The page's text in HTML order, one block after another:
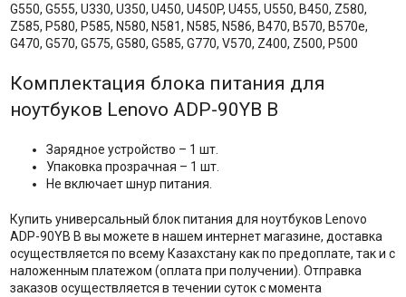
G550, G555, U330, U350, U450, U450P, U455, U550, B450, Z580,
Z585, P580, P585, N580, N581, N585, N586, B470, B570, B570e,
G470, G570, G575, G580, G585, G770, V570, Z400, Z500, P500
Комплектация блока питания для
ноутбуков Lenovo ADP-90YB B
Зарядное устройство – 1 шт.
Упаковка прозрачная – 1 шт.
Не включает шнур питания.
Купить универсальный блок питания для ноутбуков Lenovo
ADP-90YB B вы можете в нашем интернет магазине, доставка
осуществляется по всему Казахстану как по предоплате, так и с
наложенным платежом (оплата при получении). Отправка
заказов осуществляется в течении суток с момента